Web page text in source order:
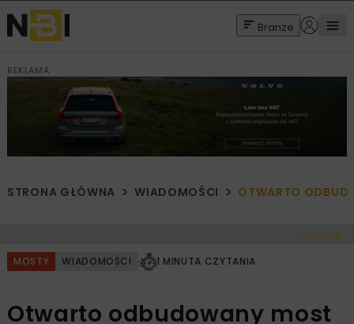
Branże
REKLAMA
STRONA GŁÓWNA WIADOMOŚCI OTWARTO
< Cofnij
MOSTY WIADOMOŚCI 1 MINUTA CZYTANIA
Otwarto odbudowany most